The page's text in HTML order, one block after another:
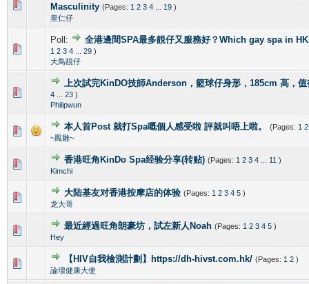
Masculinity (Pages: 1 2 3 4 19 )
皇仁仔
2 Vote(s) - 4 out of 5 in Average
1 345
Poll: 全港邊間SPA最多靚仔又服務好？Which gay spa in
1 2 3 4 29 )
大鳥靚仔
上次試完KinDO技師Anderson，籃球仔身形，185cm 高，
4 23 )
Philipwun
本人首Post 就打Spa嘅個人感受啦 評就叫唔上啦。 (Pages: 1 2
~鳳雛~
1 Vote(s) - 5 out of 5 in Average
12345
香港旺角KinDo Spa经验分享(转贴) (Pages: 1 2 3 4 11 )
Kimchi
0 Vote(s) - 0 out of 5 in Average
12345
大陆基友对香港按摩店的体验 (Pages: 1 2 3 4 5 )
龙大哥
1 Vote(s) - 5 out of 5 in Average
12345
最近經過旺角朗豪坊，試左新人Noah (Pages: 1 2 3 4 5 )
Hey
1 Vote(s) - 5 out of 5 in Average
1 2345
【HIV自我檢測計劃】https://dh-hivst.com.hk/ (Pages: 1 2 )
論壇健康大使
0 Vote(s) - 0 out of 5 in Average
12345